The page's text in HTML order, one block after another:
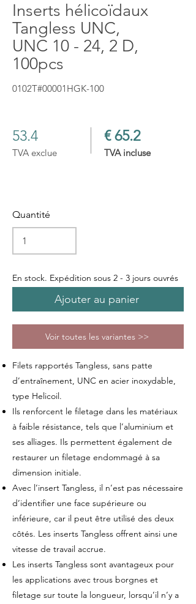
Inserts hélicoïdaux
Tangless UNC,
UNC 10 - 24, 2 D,
100pcs
0102T#00001HGK-100
53.4
TVA exclue
€ 65.2
TVA incluse
Quantité
En stock. Expédition sous 2 - 3 jours ouvrés
Ajouter au panier
Voir toutes les variantes >>
Filets rapportés Tangless, sans patte
d’entraînement, UNC en acier inoxydable,
type Helicoil.
Ils renforcent le filetage dans les matériaux
à faible résistance, tels que l’aluminium et
ses alliages. Ils permettent également de
restaurer un filetage endommagé à sa
dimension initiale.
Avec l’insert Tangless, il n’est pas nécessaire
d’identifier une face supérieure ou
inférieure, car il peut être utilisé des deux
côtés. Les inserts Tangless offrent ainsi une
vitesse de travail accrue.
Les inserts Tangless sont avantageux pour
les applications avec trous borgnes et
filetage sur toute la longueur, lorsqu’il n’y a